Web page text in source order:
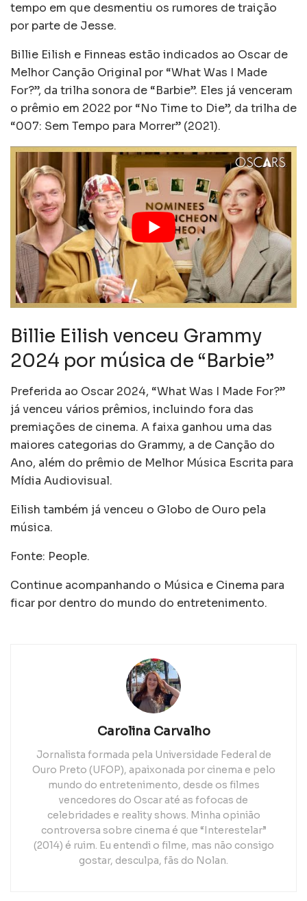
tempo em que desmentiu os rumores de traição
por parte de Jesse.
Billie Eilish e Finneas estão indicados ao Oscar de
Melhor Canção Original por “What Was I Made
For?”, da trilha sonora de “Barbie”. Eles já venceram
o prêmio em 2022 por “No Time to Die”, da trilha de
“007: Sem Tempo para Morrer” (2021).
Billie Eilish venceu Grammy
2024 por música de “Barbie”
Preferida ao Oscar 2024, “What Was I Made For?”
já venceu vários prêmios, incluindo fora das
premiações de cinema. A faixa ganhou uma das
maiores categorias do Grammy, a de Canção do
Ano, além do prêmio de Melhor Música Escrita para
Mídia Audiovisual.
Eilish também já venceu o Globo de Ouro pela
música.
Fonte: People.
Continue acompanhando o Música e Cinema para
ficar por dentro do mundo do entretenimento.
Carolina Carvalho
Jornalista formada pela Universidade Federal de
Ouro Preto (UFOP), apaixonada por cinema e pelo
mundo do entretenimento, desde os filmes
vencedores do Oscar até as fofocas de
celebridades e reality shows. Minha opinião
controversa sobre cinema é que “Interestelar”
(2014) é ruim. Eu entendi o filme, mas não consigo
gostar, desculpa, fãs do Nolan.